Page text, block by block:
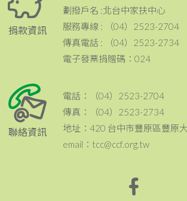
捐款資訊
劃撥戶名 :北台中家扶中心
服務專線 : （04）2523-2704
傳真電話 : （04）2523-2734
電子發票捐贈碼：024
聯絡資訊
電話：（04）2523-2704
傳真：（04）2523-2734
地址：420 台中市豐原區豐原
email：tcc@ccf.org.tw